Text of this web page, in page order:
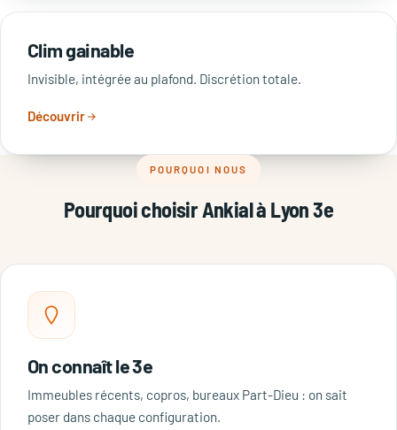
Clim gainable
Invisible, intégrée au plafond. Discrétion totale.
Découvrir
POURQUOI NOUS
Pourquoi choisir Ankial à Lyon 3e
On connaît le 3e
Immeubles récents, copros, bureaux Part-Dieu : on sait
poser dans chaque configuration.